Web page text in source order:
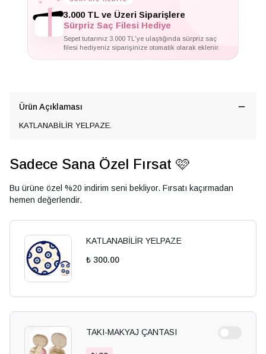
3.000 TL ve Üzeri Siparişlere
Sürpriz Saç Filesi Hediye
Sepet tutarınız 3.000 TL'ye ulaştığında sürpriz saç
filesi hediyeniz siparişinize otomatik olarak eklenir.
Ürün Açıklaması
KATLANABİLİR YELPAZE.
Sadece Sana Özel Fırsat 🩷
Bu ürüne özel %20 indirim seni bekliyor. Fırsatı kaçırmadan
hemen değerlendir.
KATLANABİLİR YELPAZE
₺ 300.00
TAKI-MAKYAJ ÇANTASI